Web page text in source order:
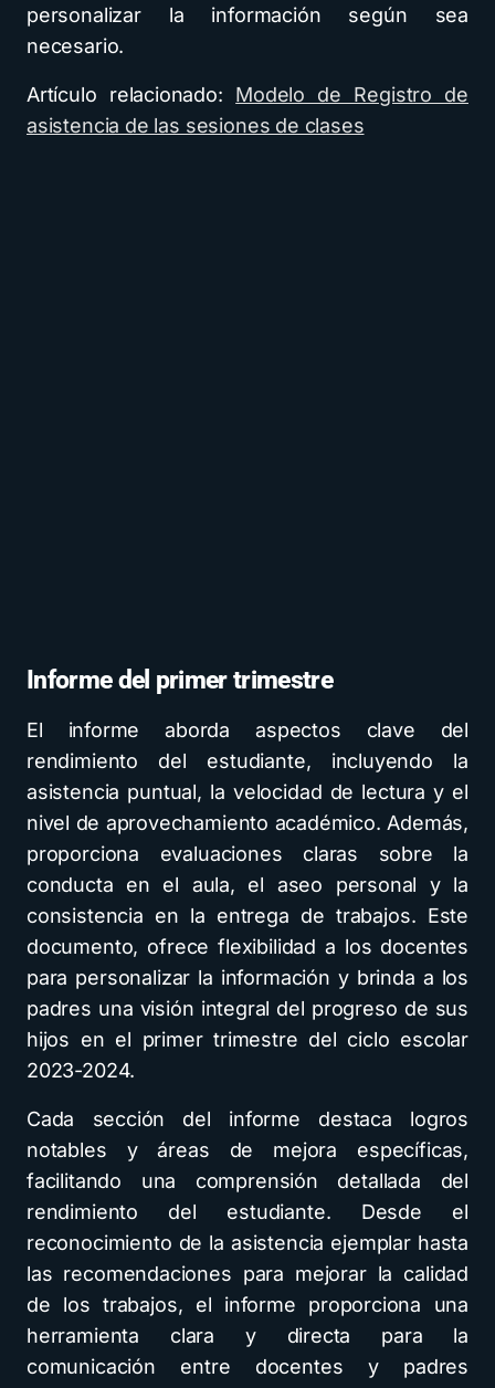
personalizar la información según sea
necesario.
Artículo relacionado: Modelo de Registro de
asistencia de las sesiones de clases
Informe del primer trimestre
El informe aborda aspectos clave del
rendimiento del estudiante, incluyendo la
asistencia puntual, la velocidad de lectura y el
nivel de aprovechamiento académico. Además,
proporciona evaluaciones claras sobre la
conducta en el aula, el aseo personal y la
consistencia en la entrega de trabajos. Este
documento, ofrece flexibilidad a los docentes
para personalizar la información y brinda a los
padres una visión integral del progreso de sus
hijos en el primer trimestre del ciclo escolar
2023-2024.
Cada sección del informe destaca logros
notables y áreas de mejora específicas,
facilitando una comprensión detallada del
rendimiento del estudiante. Desde el
reconocimiento de la asistencia ejemplar hasta
las recomendaciones para mejorar la calidad
de los trabajos, el informe proporciona una
herramienta clara y directa para la
comunicación entre docentes y padres